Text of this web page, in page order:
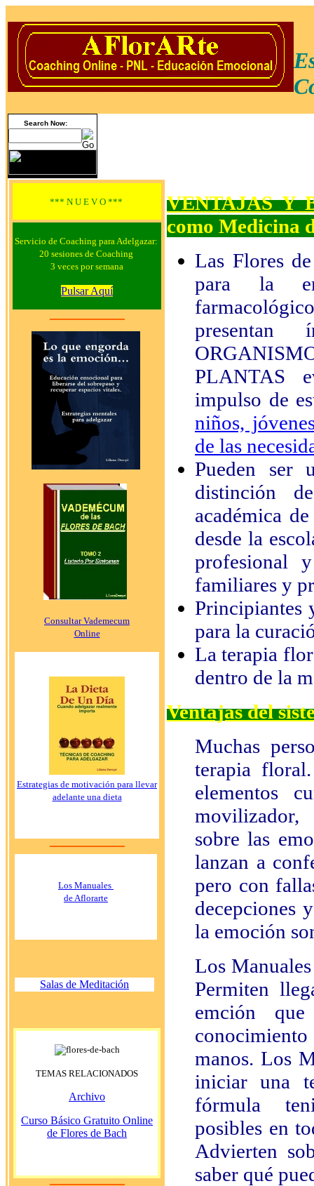
Search Now:
*** N U E V O ***
Servicio de Coaching para Adelgazar:
20 sesiones de Coaching
3 veces por semana
Pulsar Aquí
Consultar Vademecum
Online
Estrategias de motivación para llevar
adelante una dieta
Los Manuales
de Aflorarte
Salas de Meditación
TEMAS RELACIONADOS
Archivo
Curso Básico Gratuito Online
de Flores de Bach
VENTAJAS Y
como Medicina
Las Flores
para la
presentan
PLANTAS
impulso de
niños,
de las
Pueden ser
distinción
académica
desde la
profesional
familiares y
Principiantes
para la
La terapia
dentro de la
Ventajas del
Muchas
terapia
elementos
movilizador,
sobre las
lanzan a
pero con
decepciones
la emoción
Los
Permiten
emción
manos. Los
iniciar una
fórmula
posibles en
Advierten
saber qué